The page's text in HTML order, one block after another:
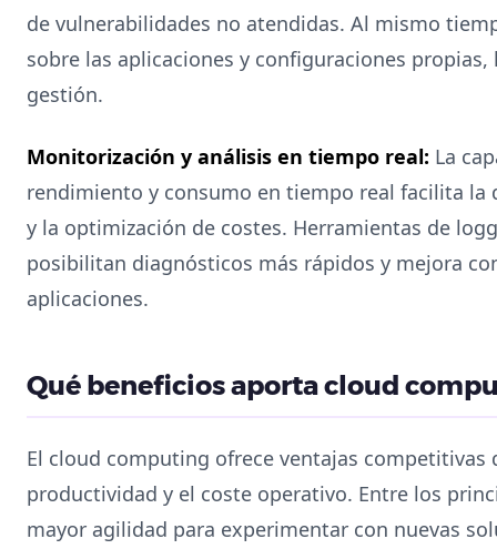
de vulnerabilidades no atendidas. Al mismo
sobre las aplicaciones y configuraciones
gestión.
Monitorización y análisis en tiempo real: La
rendimiento y consumo en tiempo real facilita la
y la optimización de costes. Herramientas de
posibilitan diagnósticos más rápidos y mejora
aplicaciones.
Qué beneficios aporta cloud
El cloud computing ofrece ventajas
productividad y el coste operativo. Entre los
mayor agilidad para experimentar con nuevas